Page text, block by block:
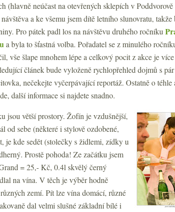
(hlavně neúčast na otevřených sklepích v Poddvorově
a ke všemu jsem dítě letního slunovratu, takže
Pro pátek padl los na návštěvu druhého ročníku
a byla to šťastná volba. Pořadatel se z minulého
vše šlape mnohem lépe a celkový pocit z akce je
článek bude vyloženě rychlopřehled dojmů s
nečekejte vyčerpávající reportáž. Ostatně o téhle
další informace si najdete snadno.
jsou větší prostory. Žofín je vzdušnější,
od sebe (některé i stylově ozdobené,
je kde sedět (stolečky s židlemi, zídky u
Prostě pohoda! Ze začátku jsem
= 25,- Kč, 0.4l skvělý černý
na vína. V těch je výběr hodně
zemí. Pít lze vína domácí, různé
dal velmi slušné základní bílé i